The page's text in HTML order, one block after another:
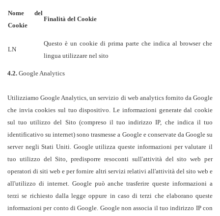
Nome del
Cookie
Finalità del Cookie
LN
Questo è un cookie di prima parte che indica al browser che
lingua utilizzare nel sito
4.2. Google Analytics
Utilizziamo Google Analytics, un servizio di web analytics fornito da Google
che invia cookies sul tuo dispositivo. Le informazioni generate dal cookie
sul tuo utilizzo del Sito (compreso il tuo indirizzo IP, che indica il tuo
identificativo su internet) sono trasmesse a Google e conservate da Google su
server negli Stati Uniti. Google utilizza queste informazioni per valutare il
tuo utilizzo del Sito, predisporre resoconti sull'attività del sito web per
operatori di siti web e per fornire altri servizi relativi all'attività del sito web e
all'utilizzo di internet. Google può anche trasferire queste informazioni a
terzi se richiesto dalla legge oppure in caso di terzi che elaborano queste
informazioni per conto di Google. Google non associa il tuo indirizzo IP con